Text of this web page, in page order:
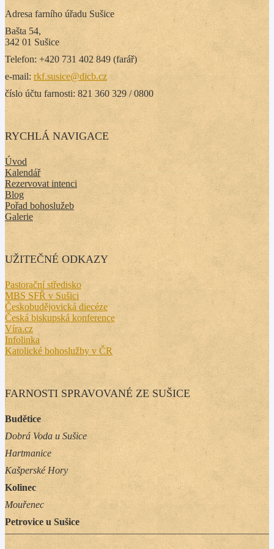
Adresa farního úřadu Sušice
Bašta 54,
342 01 Sušice
Telefon: +420 731 402 849 (farář)
e-mail: rkf.susice@dicb.cz
číslo účtu farnosti: 821 360 329 / 0800
RYCHLÁ NAVIGACE
Úvod
Kalendář
Rezervovat intenci
Blog
Pořad bohoslužeb
Galerie
UŽITEČNÉ ODKAZY
Pastorační středisko
MBS SFŘ v Sušici
Českobudějovická diecéze
Česká biskupská konference
Víra.cz
Infolinka
Katolické bohoslužby v ČR
FARNOSTI SPRAVOVANÉ ZE SUŠICE
Budětice
Dobrá Voda u Sušice
Hartmanice
Kašperské Hory
Kolinec
Mouřenec
Petrovice u Sušice